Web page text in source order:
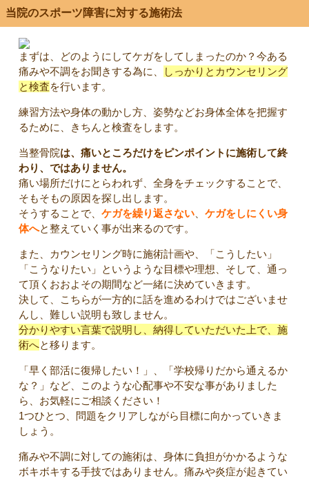
当院のスポーツ障害に対する施術法
まずは、どのようにしてケガをしてしまったのか？今ある
痛みや不調をお聞きする為に、
しっかりとカウンセリング
と検査を行います。
練習方法や身体の動かし方、姿勢などお身体全体を把握す
るために、きちんと検査をします。
当整骨院は、痛いところだけをピンポイントに施術して終
わり、ではありません。
痛い場所だけにとらわれず、全身をチェックすることで、
そもそもの原因を探し出します。
そうすることで、 ケガを繰り返さない
ケガをしにくい身
体へと整えていく事が出来るのです。
また、カウンセリング時に施術計画や、「こうしたい」
「こうなりたい」というような目標や理想、そして、通っ
て頂くおおよその期間など一緒に決めていきます。
決して、こちらが一方的に話を進めるわけではございませ
んし、難しい説明も致しません。
分かりやすい言葉で説明し、納得していただいた上で、施
術へと移ります。
「早く部活に復帰したい！」、「学校帰りだから通えるか
な？」など、このような心配事や不安な事がありました
ら、お気軽にご相談ください！
1つひとつ、問題をクリアしながら目標に向かっていきま
しょう。
痛みや不調に対しての施術は、身体に負担がかかるような
ボキボキする手技ではありません。痛みや炎症が起きてい